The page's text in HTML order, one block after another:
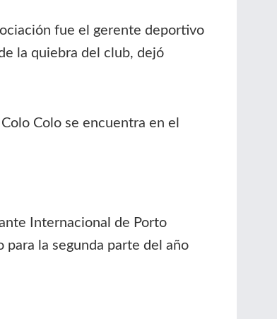
fue el gerente deportivo
la quiebra del club, dejó
Colo se encuentra en el
Internacional de Porto
la segunda parte del año